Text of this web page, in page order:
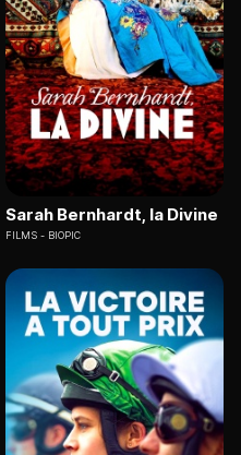
Sarah Bernhardt, la Divine
FILMS BIOPIC